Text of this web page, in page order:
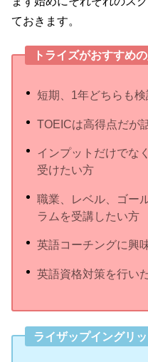
ておきます。
トライズがおすすめ
短期、1年どちらも検
TOEICは高得点だが
インプットだけでな
受けたい方
職業、レベル、ゴー
ラムを受講したい方
英語コーチングに興
英語資格対策を行い
ライザップイングリ